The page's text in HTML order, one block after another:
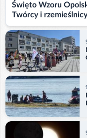
Święto Wzoru
Twórcy i